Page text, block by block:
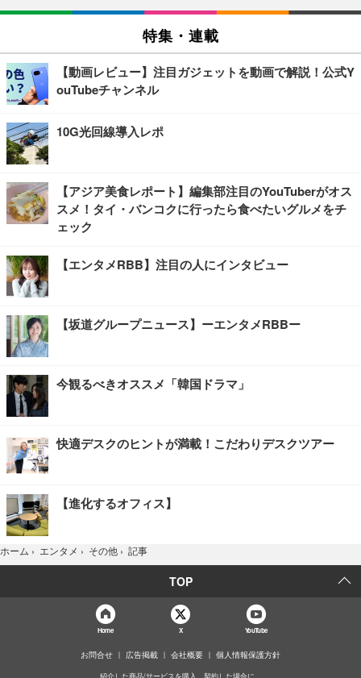
特集・連載
【動画レビュー】注目ガジェットを動画で解説！公式Y
ouTubeチャンネル
10G光回線導入レポ
【アジア美食レポート】編集部注目のYouTuberがオス
スメ！タイ・バンコクに行ったら食べたいグルメをチ
ェック
【エンタメRBB】注目の人にインタビュー
【坂道グループニュース】ーエンタメRBBー
今観るべきオススメ「韓国ドラマ」
快適デスクのヒントが満載！こだわりデスクツアー
【進化するオフィス】
ホーム › エンタメ › その他 › 記事
TOP
Home X YouTube
お問合せ 広告掲載 会社概要 個人情報保護方針
紹介した商品/サービスを購入、契約した場合に、